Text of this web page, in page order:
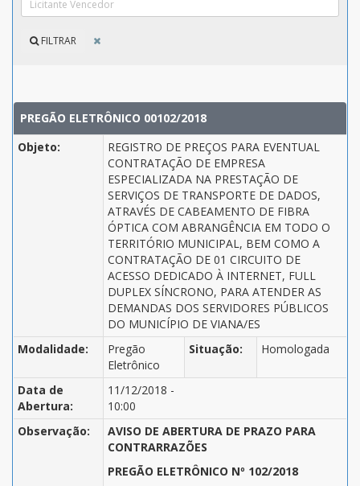
FILTRAR
PREGÃO ELETRÔNICO 00102/2018
Objeto:
REGISTRO DE PREÇOS PARA EVENTUAL
CONTRATAÇÃO DE EMPRESA
ESPECIALIZADA NA PRESTAÇÃO DE
SERVIÇOS DE TRANSPORTE DE DADOS,
ATRAVÉS DE CABEAMENTO DE FIBRA
ÓPTICA COM ABRANGÊNCIA EM TODO O
TERRITÓRIO MUNICIPAL, BEM COMO A
CONTRATAÇÃO DE 01 CIRCUITO DE
ACESSO DEDICADO À INTERNET, FULL
DUPLEX SÍNCRONO, PARA ATENDER AS
DEMANDAS DOS SERVIDORES PÚBLICOS
DO MUNICÍPIO DE VIANA/ES
Modalidade:
Pregão
Eletrônico
Situação: Homologada
Data de
Abertura:
11/12/2018 -
10:00
Observação:
AVISO DE ABERTURA DE PRAZO PARA
CONTRARRAZÕES
PREGÃO ELETRÔNICO Nº 102/2018